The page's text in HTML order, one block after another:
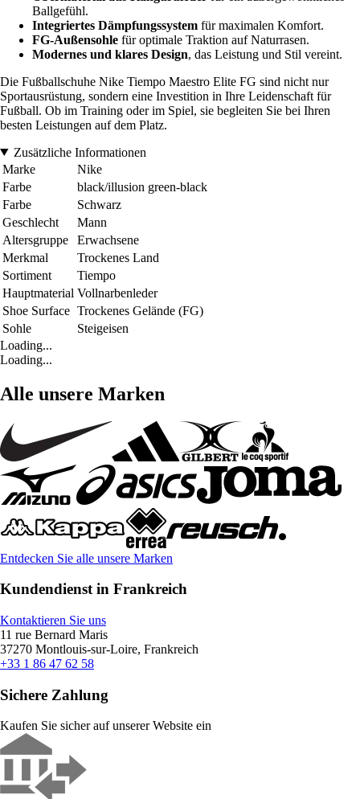
Ballgefühl.
Integriertes Dämpfungssystem für maximalen Komfort.
FG-Außensohle für optimale Traktion auf Naturrasen.
Modernes und klares Design, das Leistung und Stil vereint.
Die Fußballschuhe Nike Tiempo Maestro Elite FG sind nicht nur
Sportausrüstung, sondern eine Investition in Ihre Leidenschaft für
Fußball. Ob im Training oder im Spiel, sie begleiten Sie bei Ihren
besten Leistungen auf dem Platz.
Zusätzliche Informationen
Marke
Nike
Farbe
black/illusion green-black
Farbe
Schwarz
Geschlecht
Mann
Altersgruppe
Erwachsene
Merkmal
Trockenes Land
Sortiment
Tiempo
Hauptmaterial Vollnarbenleder
Shoe Surface Trockenes Gelände (FG)
Sohle
Steigeisen
Loading...
Loading...
Alle unsere Marken
Entdecken Sie alle unsere Marken
Kundendienst in Frankreich
Kontaktieren Sie uns
11 rue Bernard Maris
37270 Montlouis-sur-Loire, Frankreich
+33 1 86 47 62 58
Sichere Zahlung
Kaufen Sie sicher auf unserer Website ein